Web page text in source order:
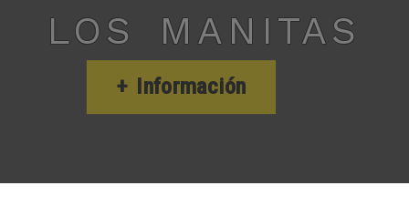
LOS MANITAS
+ Información